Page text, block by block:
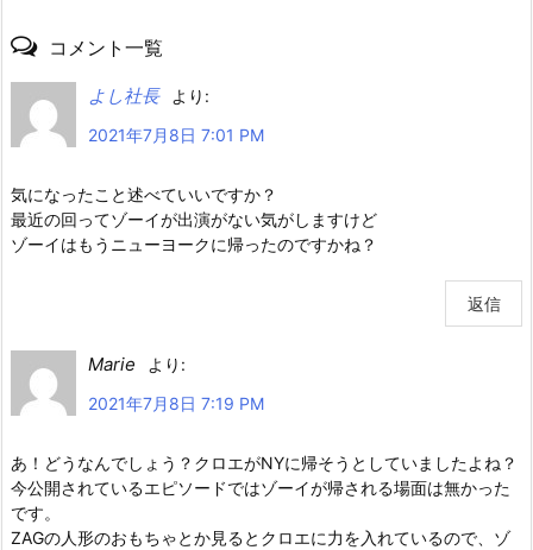
コメント一覧
よし社長
より:
2021年7月8日 7:01 PM
気になったこと述べていいですか？
最近の回ってゾーイが出演がない気がしますけど
ゾーイはもうニューヨークに帰ったのですかね？
返信
Marie
より:
2021年7月8日 7:19 PM
あ！どうなんでしょう？クロエがNYに帰そうとしていましたよね？
今公開されているエピソードではゾーイが帰される場面は無かった
です。
ZAGの人形のおもちゃとか見るとクロエに力を入れているので、ゾ